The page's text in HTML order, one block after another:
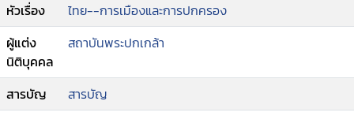
--4 ปี รัฐธรรมนูญฉบับประชาชน/ วรพจน์ วงศ์สง่า
--รัฐธรรมนูญกับการปฏิรูปการศึกษา/ รอง
--รัฐธรรมนูญกับความหวังเรื่องสิทธิเสรีภาพของ
ประชาชน/ สุนี ไชยรส.
หัวเรื่อง
ไทย--การเมืองและการปกครอง
ผู้แต่ง
นิติบุคคล
สถาบันพระปกเกล้า
สารบัญ สารบัญ